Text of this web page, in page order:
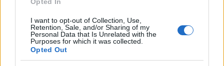
I want to opt-out of Collection, Use,
Retention, Sale, and/or Sharing of my
Personal Data that Is Unrelated with the
Purposes for which it was collected.
Opted Out